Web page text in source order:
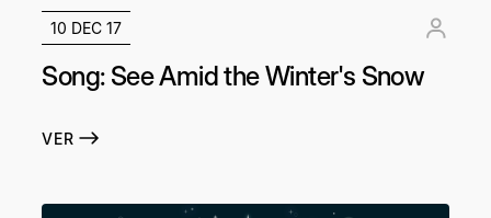
10 DEC 17
Song: See Amid the Winter's Snow
VER